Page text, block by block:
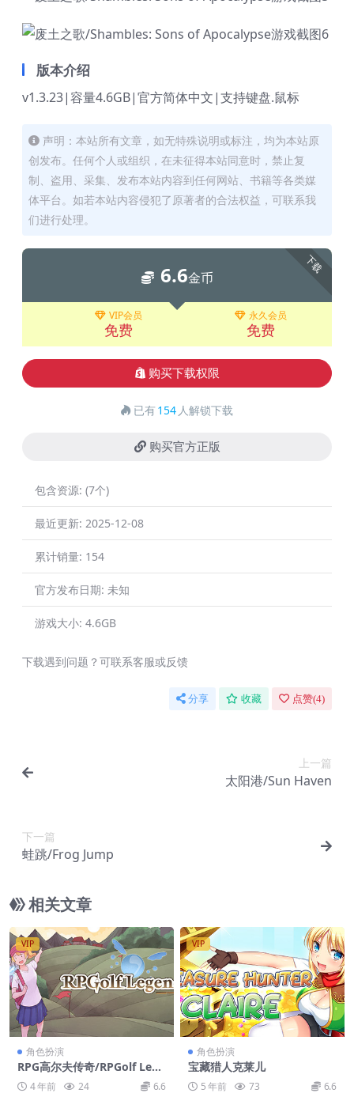
版本介绍
v1.3.23|容量4.6GB|官方简体中文|支持键盘.鼠标
声明：本站所有文章，如无特殊说明或标注，均为本站原
创发布。任何个人或组织，在未征得本站同意时，禁止复
制、盗用、采集、发布本站内容到任何网站、书籍等各类媒
体平台。如若本站内容侵犯了原著者的合法权益，可联系我
们进行处理。
下载
6.6金币
VIP会员
免费
永久会员
免费
购买下载权限
已有154 人解锁下载
购买官方正版
包含资源: (7个)
最近更新: 2025-12-08
累计销量: 154
官方发布日期: 未知
游戏大小: 4.6GB
下载遇到问题？可联系客服或反馈
分享 收藏 点赞(4)
上一篇
太阳港/Sun Haven
下一篇
蛙跳/Frog Jump
相关文章
VIP
角色扮演
RPG高尔夫传奇/RPGolf Lege
nds4 年前 24 6.6
VIP
角色扮演
宝藏猎人克莱儿
5 年前 73 6.6